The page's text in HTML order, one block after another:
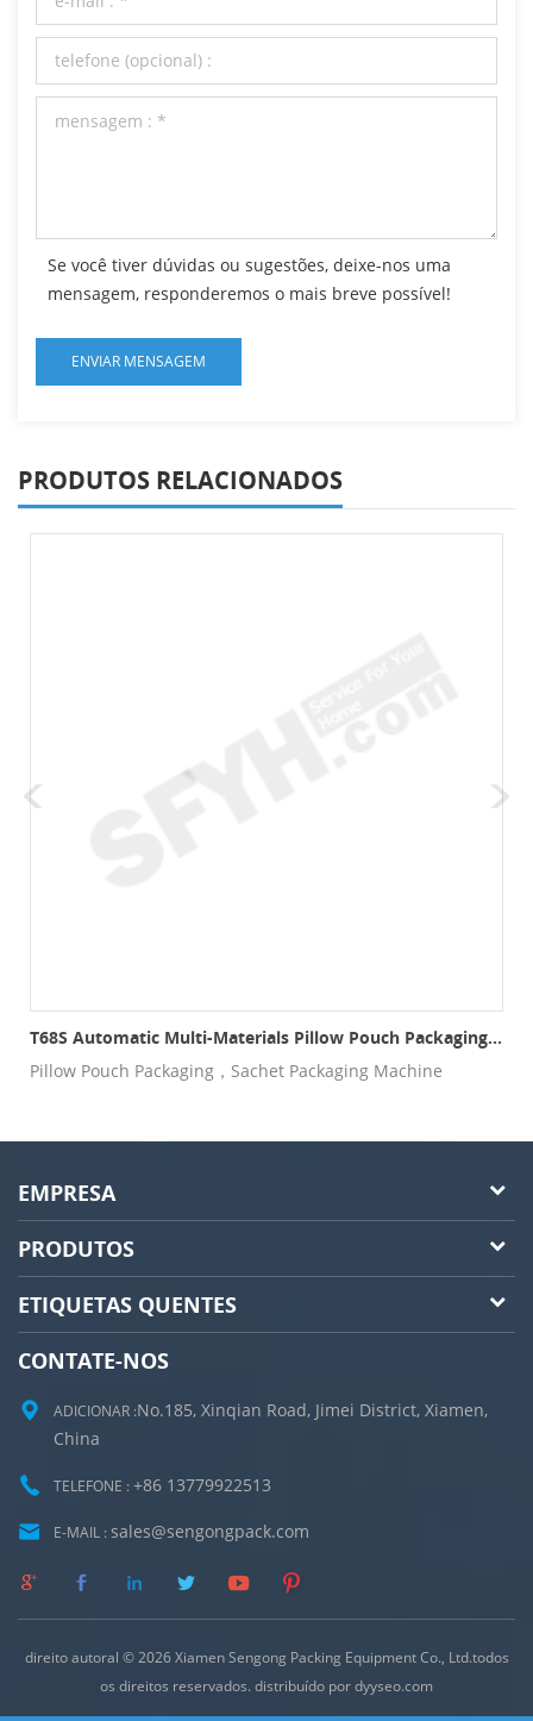
Se você tiver dúvidas ou sugestões, deixe-nos uma
mensagem, responderemos o mais breve possível!
PRODUTOS RELACIONADOS
T68S Automatic Multi-Materials Pillow Pouch Packaging Production Line
Pillow Pouch Packaging，Sachet Packaging Machine
EMPRESA
PRODUTOS
ETIQUETAS QUENTES
CONTATE-NOS
ADICIONAR :No.185, Xinqian Road, Jimei District, Xiamen,
China
TELEFONE : +86 13779922513
E-MAIL : sales@sengongpack.com
direito autoral © 2026 Xiamen Sengong Packing Equipment Co., Ltd.todos
os direitos reservados. distribuído pordyyseo.com